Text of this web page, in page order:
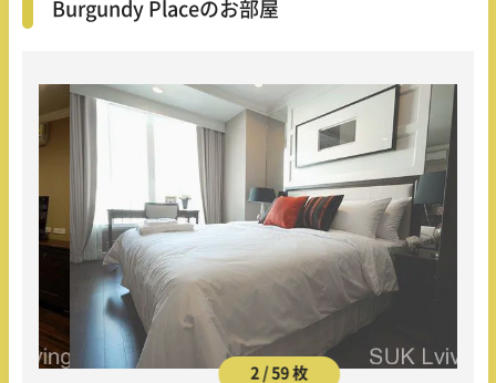
Burgundy Placeのお部屋
2 / 59 枚